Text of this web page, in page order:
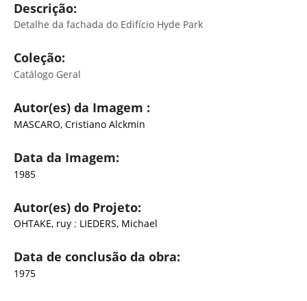
Descrição:
Detalhe da fachada do Edifício Hyde Park
Coleção:
Catálogo Geral
Autor(es) da Imagem :
MASCARO, Cristiano Alckmin
Data da Imagem:
1985
Autor(es) do Projeto:
OHTAKE, ruy ; LIEDERS, Michael
Data de conclusão da obra:
1975